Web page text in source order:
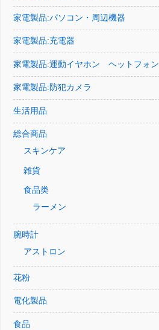
家電製品:パソコン・周辺機器
家電製品:充電器
家電製品:運動イヤホン ヘットフォン
家電製品:防犯カメラ
生活用品
総合商品
スキンケア
雑貨
食品类
ラーメン
腕時計
アストロン
花粉
電化製品
食品